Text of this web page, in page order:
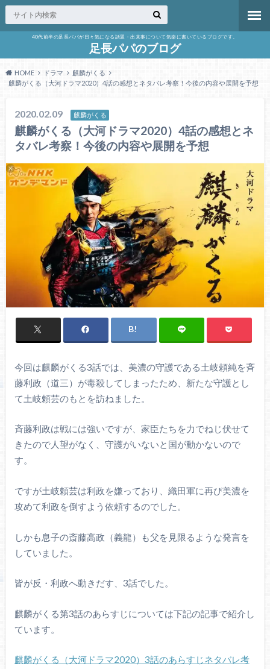
40代前半の足長パパが日々気になる話題・出来事について気楽に書いているブログです。
足長パパのブログ
HOME ドラマ
麒麟がくる
麒麟がくる（大河ドラマ2020）4話の感想とネタバレ考察！今後の内容や展開を予想
2020.02.09 麒麟がくる
麒麟がくる（大河ドラマ2020）4話の感想とネ
タバレ考察！今後の内容や展開を予想
今回は麒麟がくる3話では、美濃の守護である土岐頼純を斉
藤利政（道三）が毒殺してしまったため、新たな守護とし
て土岐頼芸のもとを訪ねました。
斉藤利政は戦には強いですが、家臣たちを力でねじ伏せて
きたので人望がなく、守護がいないと国が動かないので
す。
ですが土岐頼芸は利政を嫌っており、織田軍に再び美濃を
攻めて利政を倒すよう依頼するのでした。
しかも息子の斎藤高政（義龍）も父を見限るような発言を
していました。
皆が反・利政へ動きだす、3話でした。
麒麟がくる第3話のあらすじについては下記の記事で紹介し
ています。
麒麟がくる（大河ドラマ2020）3話のあらすじネタバレ考